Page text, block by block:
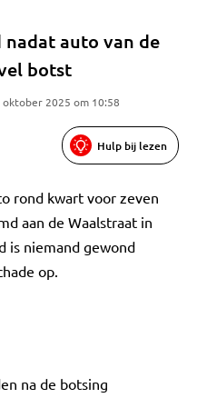
nadat auto van de
botst
oktober 2025 om 10:58
Hulp bij lezen
rond kwart voor zeven
aan de Waalstraat in
is niemand gewond
op.
na de botsing